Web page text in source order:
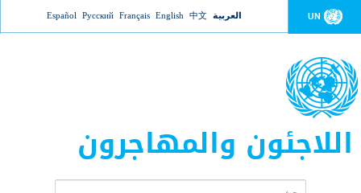
Jump to navigation UN العربية 中文
English
Français
Русский
Español
اللاجئون والمهاجرون